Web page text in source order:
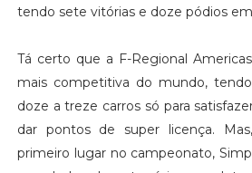
tendo sete vitórias e doze pódios
Tá certo que a F-Regional
mais competitiva do mundo,
doze a treze carros só para
dar pontos de super licença.
primeiro lugar no campeonato,